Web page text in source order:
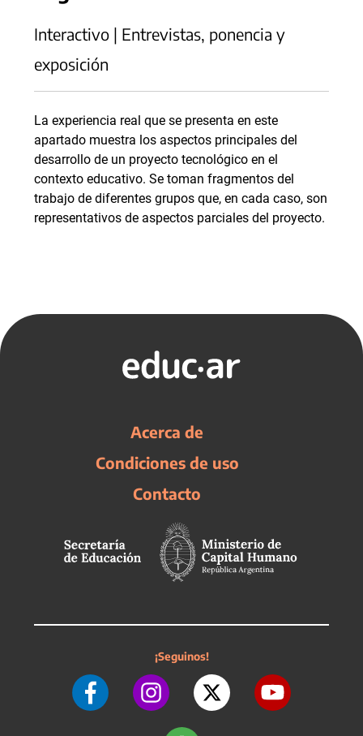
Interactivo | Entrevistas, ponencia y
exposición
La experiencia real que se presenta en este
apartado muestra los aspectos principales del
desarrollo de un proyecto tecnológico en el
contexto educativo. Se toman fragmentos del
trabajo de diferentes grupos que, en cada caso, son
representativos de aspectos parciales del proyecto.
Acerca de
Condiciones de uso
Contacto
¡Seguinos!